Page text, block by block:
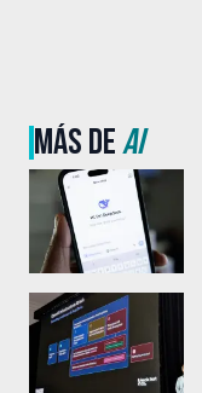
MÁS DEAI